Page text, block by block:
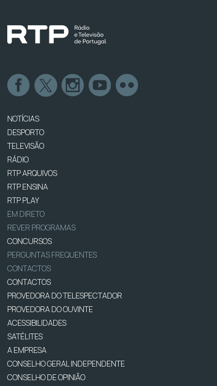
NOTÍCIAS
DESPORTO
TELEVISÃO
RÁDIO
RTP ARQUIVOS
RTP ENSINA
RTP PLAY
EM DIRETO
REVER PROGRAMAS
CONCURSOS
PERGUNTAS FREQUENTES
CONTACTOS
CONTACTOS
PROVEDORA DO TELESPECTADOR
PROVEDORA DO OUVINTE
ACESSIBILIDADES
SATÉLITES
A EMPRESA
CONSELHO GERAL INDEPENDENTE
CONSELHO DE OPINIÃO